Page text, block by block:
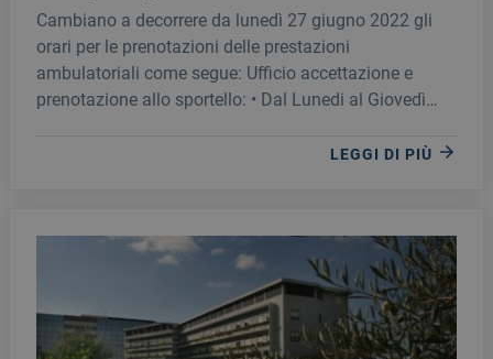
Cambiano a decorrere da lunedì 27 giugno 2022 gli
orari per le prenotazioni delle prestazioni
ambulatoriali come segue: Ufficio accettazione e
prenotazione allo sportello: • Dal Lunedi al Giovedì
LEGGI DI PIÙ